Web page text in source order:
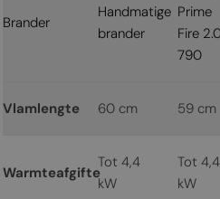
Brander
Handmatige
brander
Prime
Fire
790
Vlamlengte 60 cm 59 cm
Warmteafgifte
Tot 4,4
kW
Tot 4,4
kW